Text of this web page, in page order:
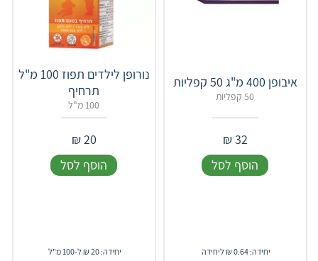
איבופן 400 מ"ג 50 קפליות
50 קפליות
32
₪
הוסף לסל
יחידה: 0.64 ₪ ליחידה
נורופן לילדים תפוז 100 מ"ל
תרחיף
100 מ"ל
20
₪
הוסף לסל
יחידה: 20 ₪ ל-100 מ"ל